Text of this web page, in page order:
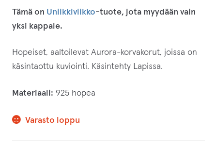
Tämä on Uniikkiviikko-tuote, jota myydään vain
yksi kappale.
Hopeiset, aaltoilevat Aurora-korvakorut, joissa on
käsintaottu kuviointi. Käsintehty Lapissa.
Materiaali: 925 hopea
Varasto loppu